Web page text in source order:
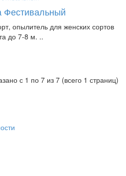
Фестивальный
опылитель для женских сортов
до 7-8 м. ..
с 1 по 7 из 7 (всего 1 страниц)